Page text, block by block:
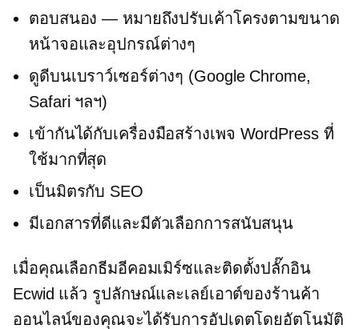
ตอบสนอง — หมายถึงปรับเค้าโครงตามขนาด
หน้าจอและอุปกรณ์ต่างๆ
ดูดีบนเบราว์เซอร์ต่างๆ (Google Chrome,
Safari ฯลฯ)
เข้ากันได้กับเครื่องมือสร้างเพจ WordPress ที่
ใช้มากที่สุด
เป็นมิตรกับ SEO
มีเอกสารที่ดีและมีตัวเลือกการสนับสนุน
เมื่อคุณเลือกธีมอีคอมเมิร์ซและติดตั้งปลั๊กอิน
Ecwid แล้ว รูปลักษณ์และเลย์เอาต์ของร้านค้า
ออนไลน์ของคุณจะได้รับการอัปเดตโดยอัตโนมัติ